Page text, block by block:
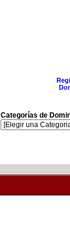
Categorías de